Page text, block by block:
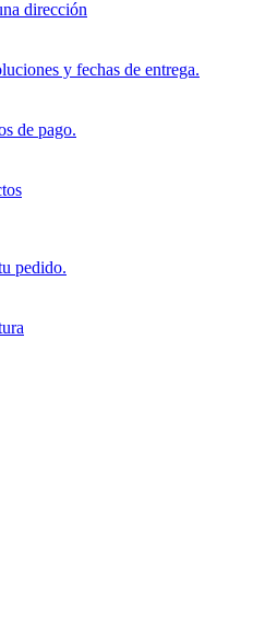
dirección
y fechas de entrega.
de pago.
pedido.